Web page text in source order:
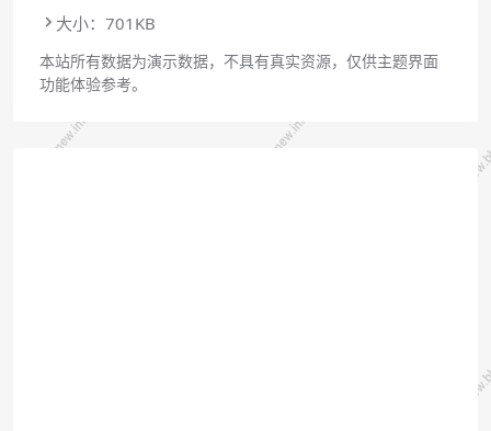
大小：701KB
本站所有数据为演示数据，不具有真实资源，仅供主题界面
功能体验参考。